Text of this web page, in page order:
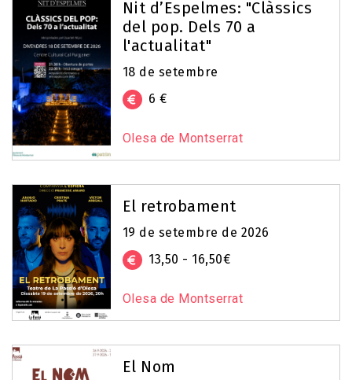
Nit d’Espelmes: "Clàssics
del pop. Dels 70 a
l'actualitat"
18 de setembre
6 €
Olesa de Montserrat
El retrobament
19 de setembre de 2026
13,50 - 16,50€
Olesa de Montserrat
El Nom